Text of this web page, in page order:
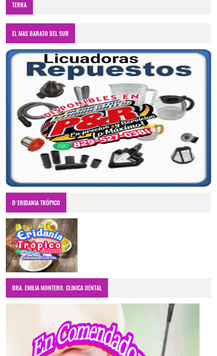
TERRA
EL MAS BARATO DEL SUR
D´ERIDANIA TRÓPICO
DRA. EMILIA MONTERO, CLINICA DENTAL